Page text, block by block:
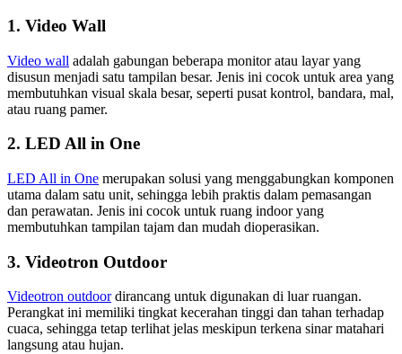
1. Video Wall
Video wall adalah gabungan beberapa monitor atau layar yang
disusun menjadi satu tampilan besar. Jenis ini cocok untuk area yang
membutuhkan visual skala besar, seperti pusat kontrol, bandara, mal,
atau ruang pamer.
2. LED All in One
LED All in One merupakan solusi yang menggabungkan komponen
utama dalam satu unit, sehingga lebih praktis dalam pemasangan
dan perawatan. Jenis ini cocok untuk ruang indoor yang
membutuhkan tampilan tajam dan mudah dioperasikan.
3. Videotron Outdoor
Videotron outdoordirancang untuk digunakan di luar ruangan.
Perangkat ini memiliki tingkat kecerahan tinggi dan tahan terhadap
cuaca, sehingga tetap terlihat jelas meskipun terkena sinar matahari
langsung atau hujan.